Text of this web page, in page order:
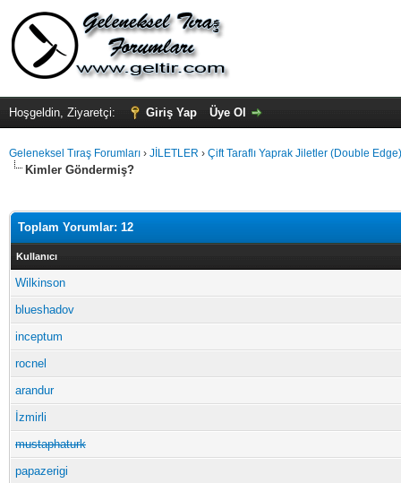
Hoşgeldin, Ziyaretçi: Giriş Yap Üye Ol
Geleneksel Tıraş Forumları › JİLETLER › Çift Taraflı Yaprak Jiletler (Double Edge)
Kimler Göndermiş?
Toplam Yorumlar: 12
Kullanıcı
Wilkinson
blueshadov
inceptum
rocnel
arandur
İzmirli
mustaphaturk
papazerigi